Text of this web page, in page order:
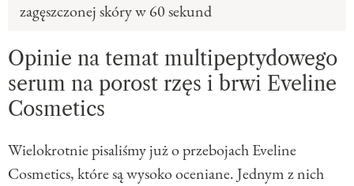
zagęszczonej skóry w 60 sekund
Opinie na temat multipeptydowego
serum na porost rzęs i brwi Eveline
Cosmetics
Wielokrotnie pisaliśmy już o przebojach Eveline
Cosmetics, które są wysoko oceniane. Jednym z nich